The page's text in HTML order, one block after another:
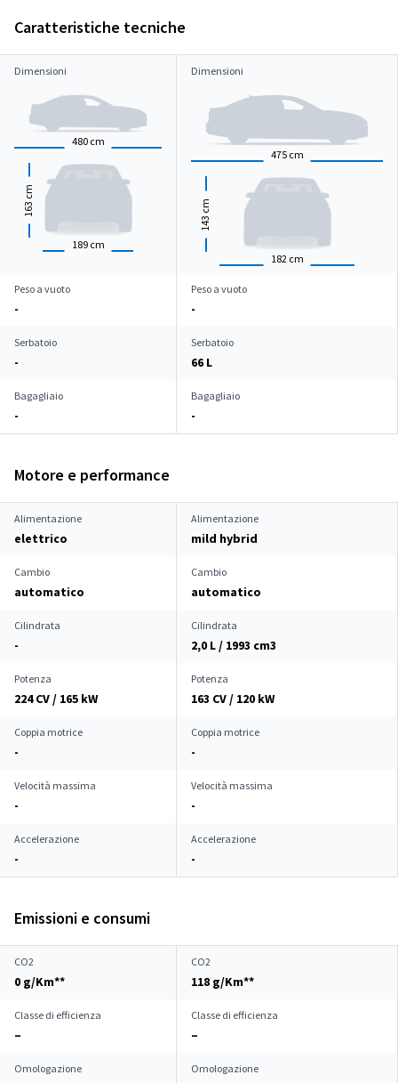
Caratteristiche tecniche
Dimensioni
480 cm
189 cm
163
cm
Dimensioni
475 cm
182 cm
143
cm
Peso a vuoto
-
Peso a vuoto
-
Serbatoio
-
Serbatoio
66 L
Bagagliaio
-
Bagagliaio
-
Motore e performance
Alimentazione
elettrico
Alimentazione
mild hybrid
Cambio
automatico
Cambio
automatico
Cilindrata
-
Cilindrata
2,0 L / 1993 cm3
Potenza
224 CV / 165 kW
Potenza
163 CV / 120 kW
Coppia motrice
-
Coppia motrice
-
Velocità massima
-
Velocità massima
-
Accelerazione
-
Accelerazione
-
Emissioni e consumi
CO2
0 g/Km**
CO2
118 g/Km**
Classe di efficienza
–
Classe di efficienza
–
Omologazione Omologazione